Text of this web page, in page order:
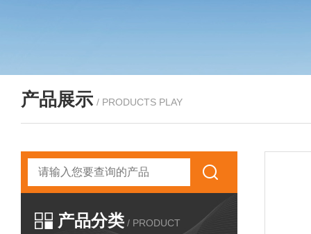
产品展示 / PRODUCTS PLAY
产品分类 / PRODUCT